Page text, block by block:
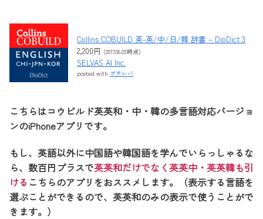
Collins COBUILD 英-英/中/日/韓 辞書 – DioDict 3
2,200円 (2017.06.05時点)
SELVAS AI Inc.
posted with ポチレバ
こちらはコウビルド英英和・中・韓の多言語対応バージョ
ンのiPhoneアプリです。
もし、英語以外に中国語や韓国語を学んでいらっしゃるな
ら、数百円プラスで英英和だけでなく英英中・英英韓も引
ける こちらのアプリをおススメします。（表示する言語を
選ぶことができるので、英英和のみの表示で使うことがで
きます。）